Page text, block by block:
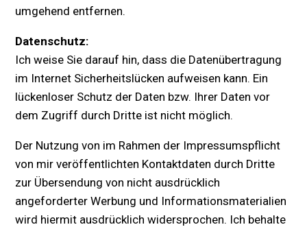
umgehend entfernen.
Datenschutz:
Ich weise Sie darauf hin, dass die Datenübertragung
im Internet Sicherheitslücken aufweisen kann. Ein
lückenloser Schutz der Daten bzw. Ihrer Daten vor
dem Zugriff durch Dritte ist nicht möglich.
Der Nutzung von im Rahmen der Impressumspflicht
von mir veröffentlichten Kontaktdaten durch Dritte
zur Übersendung von nicht ausdrücklich
angeforderter Werbung und Informationsmaterialien
wird hiermit ausdrücklich widersprochen. Ich behalte